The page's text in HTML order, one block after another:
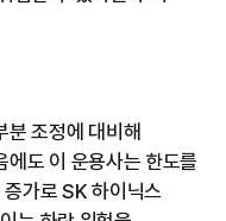
분 조정에 대비해
에도 이 운용사는 한도를
가로 SK 하이닉스